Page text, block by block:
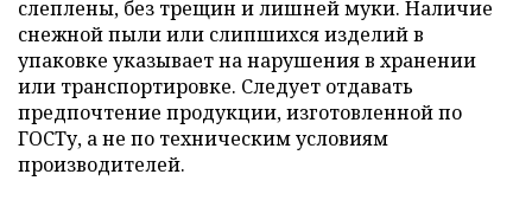
слеплены, без трещин и лишней муки. Наличие
снежной пыли или слипшихся изделий в
упаковке указывает на нарушения в хранении
или транспортировке. Следует отдавать
предпочтение продукции, изготовленной по
ГОСТу, а не по техническим условиям
производителей.